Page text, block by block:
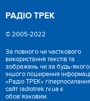
РАДІО ТРЕК
© 2005-2022
За повного чи часткового
використання текстів та
зображень чи за будь-якого
іншого поширення
«Радіо ТРЕК»
сайт radiotrek.rv.ua є
обов'язковим.